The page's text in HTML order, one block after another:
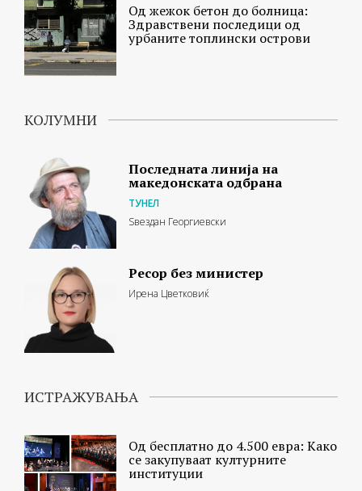
Од жежок бетон до болница:
Здравствени последици од
урбаните топлински острови
КОЛУМНИ
Последната линија на
македонската одбрана
ТУНЕЛ
Ѕвездан Георгиевски
Ресор без министер
Ирена Цветковиќ
ИСТРАЖУВАЊА
Од бесплатно до 4.500 евра: Како
се закупуваат културните
институции